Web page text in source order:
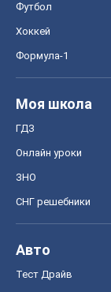
Футбол
Хоккей
Формула-1
Моя школа
ГДЗ
Онлайн уроки
ЗНО
СНГ решебники
Авто
Тест Драйв